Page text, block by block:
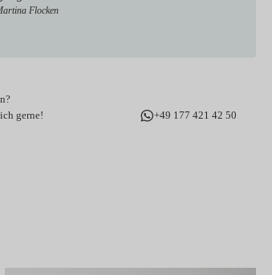
Flocken
gerne!
+49 177 421 42 50